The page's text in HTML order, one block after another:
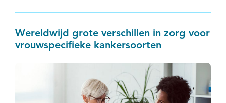
Wereldwijd grote verschillen in zorg voor
vrouwspecifieke kankersoorten